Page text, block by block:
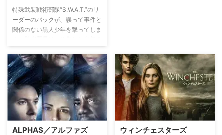
特殊武装戦術部隊“S.W.A.T.”のリ
ーダーのバックが、誤って事件と
関係のない黒人少年を撃ってしま
命を救い、その地域出身のホンド
ーを後任に指名するが、年功序列
ではチームメイトのディーコンの
方が適任者だと考える。そんな中
でも事件は起き、チーム・メンバ
ーたちを率いて事件解決へと捜査
を続ける。
ALPHAS／アルファズ ウィンチェスターズ